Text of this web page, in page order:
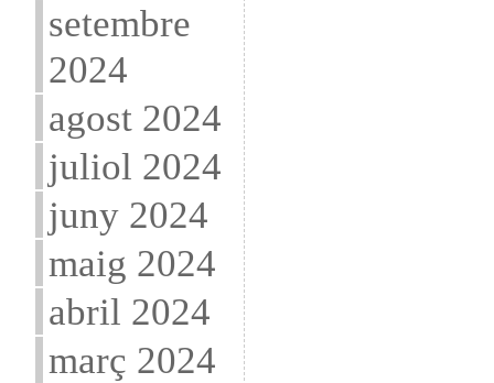
setembre
2024
agost 2024
juliol 2024
juny 2024
maig 2024
abril 2024
març 2024